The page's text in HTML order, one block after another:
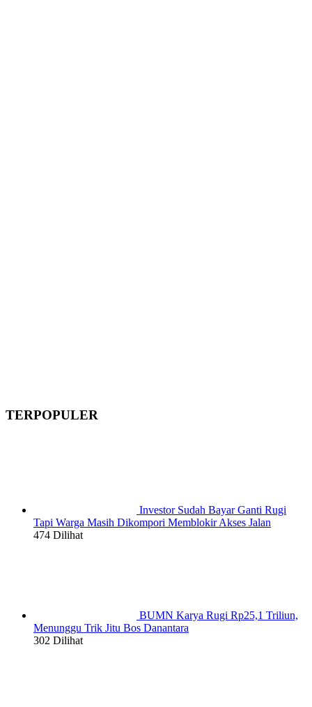
TERPOPULER
Investor Sudah Bayar Ganti Rugi
Tapi Warga Masih Dikompori Memblokir Akses Jalan
474 Dilihat
BUMN Karya Rugi Rp25,1 Triliun,
Menunggu Trik Jitu Bos Danantara
302 Dilihat